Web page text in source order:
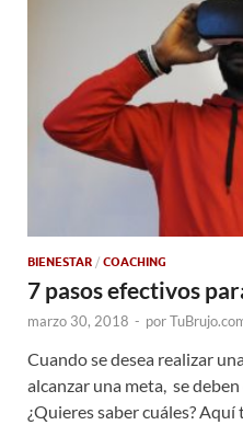
BIENESTAR / COACHING
7 pasos efectivos
marzo 30, 2018 - por
Cuando se desea realizar
alcanzar una meta, se
¿Quieres saber cuáles?